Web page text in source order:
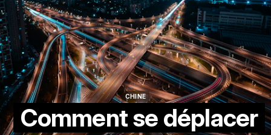
CHINE
Comment se déplacer